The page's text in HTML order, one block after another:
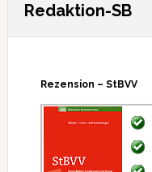
Redaktion-SB
Rezension – StBVV